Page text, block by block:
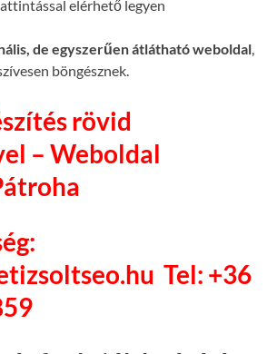
elérhető legyen
de egyszerűen átlátható weboldal,
böngésznek.
rövid
– Weboldal
Tel: +36